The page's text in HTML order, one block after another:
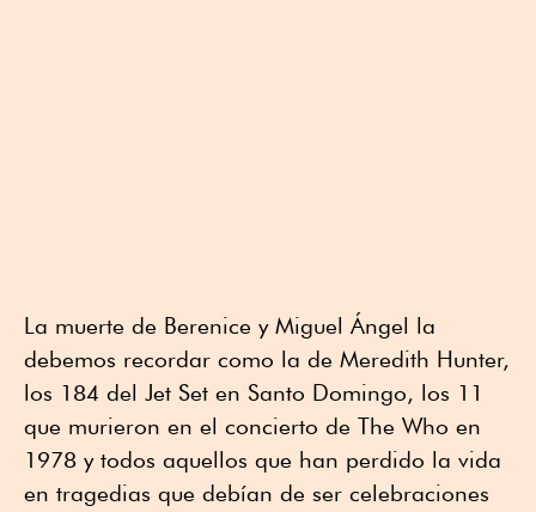
La muerte de Berenice y Miguel Ángel la
debemos recordar como la de Meredith Hunter,
los 184 del Jet Set en Santo Domingo, los 11
que murieron en el concierto de The Who en
1978 y todos aquellos que han perdido la vida
en tragedias que debían de ser celebraciones